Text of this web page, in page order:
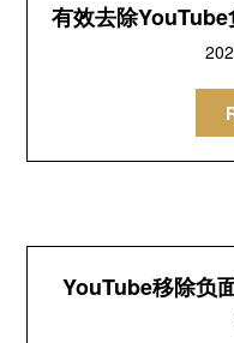
有效去除
YouTube移除负